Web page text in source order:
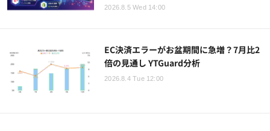
2026.8.5 Wed 14:00
EC決済エラーがお盆期間に急増？7月比2
倍の見通し YTGuard分析
2026.8.4 Tue 12:00